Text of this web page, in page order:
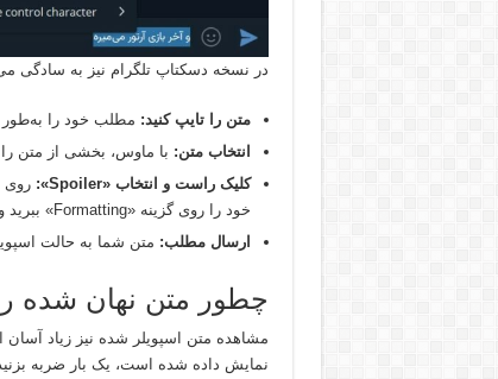
در نسخه دسکتاپ تلگرام نیز به سادگی
متن را تایپ کنید: مطلب خود را به‌طور
انتخاب متن: با ماوس، بخشی از متن را
کلیک راست و انتخاب «Spoiler»:
روی
خود را روی گزینه «Formatting» ببرید و سپس از زیرمنوی باز شده، «Spoiler» را انتخاب کنید.
ارسال مطلب: متن شما به حالت
چطور متن نهان شده
مشاهده متن اسپویلر شده نیز زیاد
نمایش داده شده است، یک بار ضربه